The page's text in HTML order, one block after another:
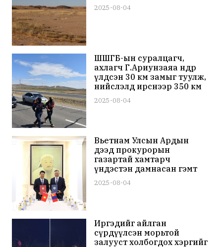
2025-08-04
ШШГБ-ын суралцагч,
ахлагч Г.Ариунзаяа өнөөдөр
үлдсэн 30 км замыг туулж,
нийслэлд ирснээр 350 км
дуусгана
2025-08-04
Вьетнам Улсын Ардын
дээд прокурорын
газартай хамтарч
үндэстэн дамнасан гэмт
хэрэгтэй тэмцэнэ
2025-08-04
Иргэдийг айлган
сүрдүүлсэн морьтой
залууст холбогдох хэргийг